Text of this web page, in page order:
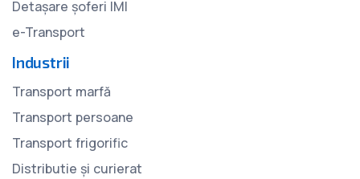
Detașare șoferi IMI
e-Transport
Industrii
Transport marfă
Transport persoane
Transport frigorific
Distributie și curierat